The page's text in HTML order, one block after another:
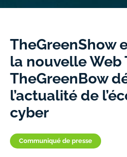
TheGreenShow
la nouvelle Web
TheGreenBow
l’actualité de
cyber
Communiqué de presse